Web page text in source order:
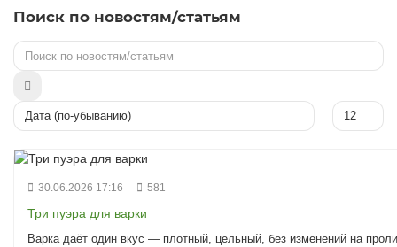
Поиск по новостям/статьям
30.06.2026 17:16 581
Три пуэра для варки
Варка даёт один вкус — плотный, цельный, без изменений на